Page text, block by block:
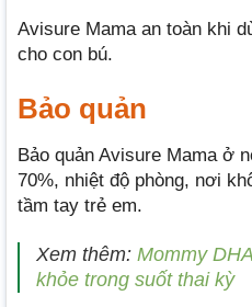
Avisure Mama an toàn khi
cho con bú.
Bảo quản
Bảo quản Avisure Mama ở
70%, nhiệt độ phòng, nơi
tầm tay trẻ em.
Xem thêm: Mommy
khỏe trong suốt thai kỳ